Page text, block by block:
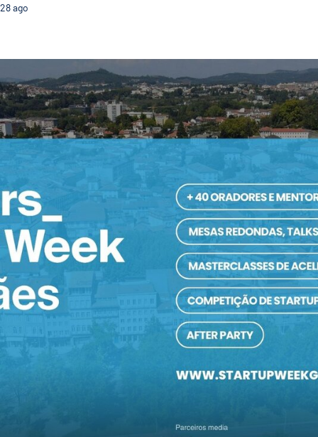
28 ago
Guimarães acolhe primeira edição da Techstars